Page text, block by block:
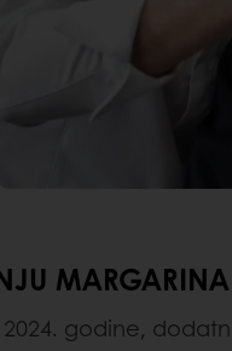
MARGARINA
godine,